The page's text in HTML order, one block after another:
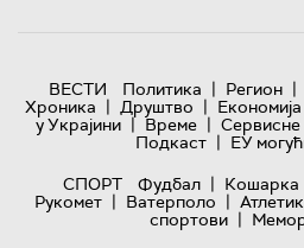
ВЕСТИ Политика | Регион |
Хроника | Друштво | Економија
у Украјини | Време | Сервисне
Подкаст | ЕУ
СПОРТ
Фудбал | Кошарка
Рукомет | Ватерполо |
спортови |